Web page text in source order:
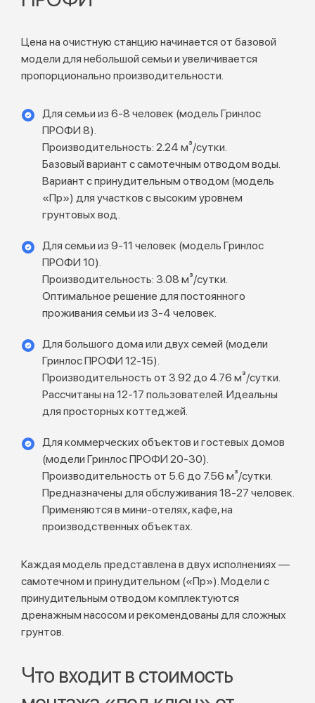
Цена на очистную станцию начинается от базовой
модели для небольшой семьи и увеличивается
пропорционально производительности.
Для семьи из 6-8 человек (модель Гринлос
ПРОФИ 8).
Производительность: 2.24 м³/сутки.
Базовый вариант с самотечным отводом воды.
Вариант с принудительным отводом (модель
«Пр») для участков с высоким уровнем
грунтовых вод.
Для семьи из 9-11 человек (модель Гринлос
ПРОФИ 10).
Производительность: 3.08 м³/сутки.
Оптимальное решение для постоянного
проживания семьи из 3-4 человек.
Для большого дома или двух семей (модели
Гринлос ПРОФИ 12-15).
Производительность от 3.92 до 4.76 м³/сутки.
Рассчитаны на 12-17 пользователей. Идеальны
для просторных коттеджей.
Для коммерческих объектов и гостевых домов
(модели Гринлос ПРОФИ 20-30).
Производительность от 5.6 до 7.56 м³/сутки.
Предназначены для обслуживания 18-27 человек.
Применяются в мини-отелях, кафе, на
производственных объектах.
Каждая модель представлена в двух исполнениях —
самотечном и принудительном («Пр»). Модели с
принудительным отводом комплектуются
дренажным насосом и рекомендованы для сложных
грунтов.
Что входит в стоимость